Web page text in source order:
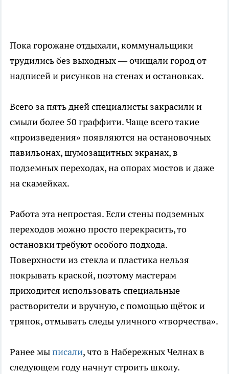
Пока горожане отдыхали, коммунальщики
трудились без выходных — очищали город от
надписей и рисунков на стенах и остановках.
Всего за пять дней специалисты закрасили и
смыли более 50 граффити. Чаще всего такие
«произведения» появляются на остановочных
павильонах, шумозащитных экранах, в
подземных переходах, на опорах мостов и даже
на скамейках.
Работа эта непростая. Если стены подземных
переходов можно просто перекрасить, то
остановки требуют особого подхода.
Поверхности из стекла и пластика нельзя
покрывать краской, поэтому мастерам
приходится использовать специальные
растворители и вручную, с помощью щёток и
тряпок, отмывать следы уличного «творчества».
Ранее мыписали, что в Набережных Челнах в
следующем году начнут строить школу.